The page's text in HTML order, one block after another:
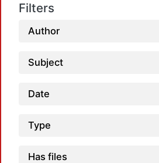
Filters
Author
Subject
Date
Type
Has files